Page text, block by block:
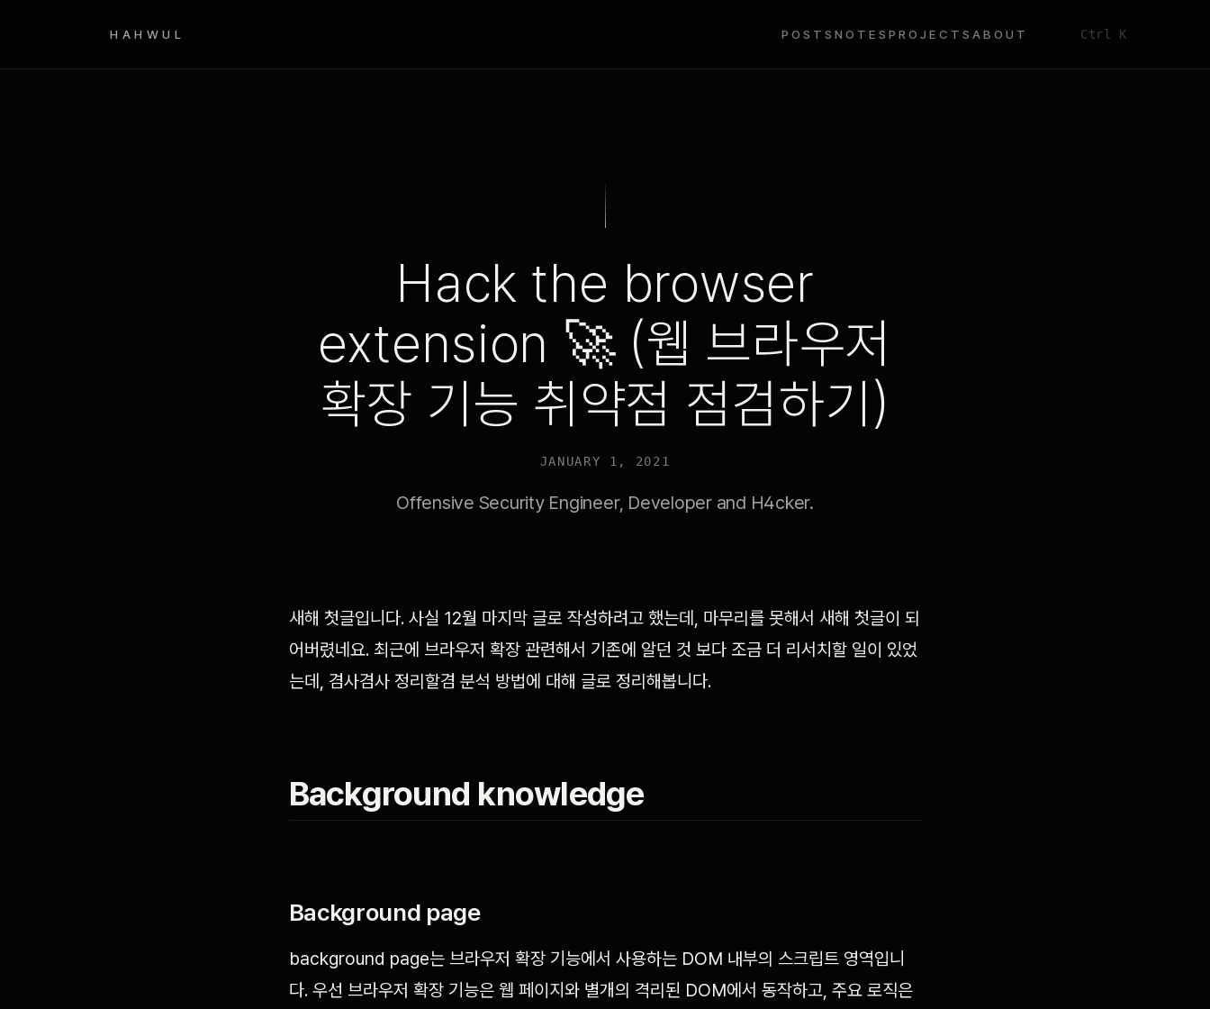
HAHWUL POSTSNOTESPROJECTSABOUT Ctrl K
Hack the browser
extension 🚀 (웹 브라우저
확장 기능 취약점 점검하기)
JANUARY 1, 2021
Offensive Security Engineer, Developer and H4cker.
새해 첫글입니다. 사실 12월 마지막 글로 작성하려고 했는데, 마무리를 못해서 새해 첫글이 되
어버렸네요. 최근에 브라우저 확장 관련해서 기존에 알던 것 보다 조금 더 리서치할 일이 있었
는데, 겸사겸사 정리할겸 분석 방법에 대해 글로 정리해봅니다.
Background knowledge
Background page
background page는 브라우저 확장 기능에서 사용하는 DOM 내부의 스크립트 영역입니
다. 우선 브라우저 확장 기능은 웹 페이지와 별개의 격리된 DOM에서 동작하고, 주요 로직은